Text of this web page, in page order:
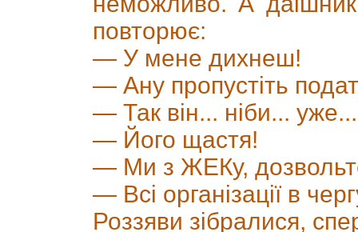
повторює:
— У мене дихнеш!
— Ану пропустіть
— Так він... ніби... уже...
— Його щастя!
— Ми з ЖЕКу,
— Всі організації в
Роззяви зібралися,